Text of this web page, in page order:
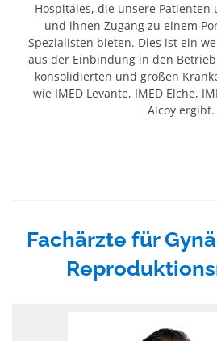
Hospitales, die unsere Patienten
und ihnen Zugang zu einem
Spezialisten bieten. Dies ist ein
aus der Einbindung in den
konsolidierten und großen
wie IMED Levante, IMED Elche,
Alcoy ergibt.
Fachärzte für